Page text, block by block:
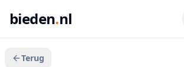
bieden.nl
Terug
Veeg voor meer